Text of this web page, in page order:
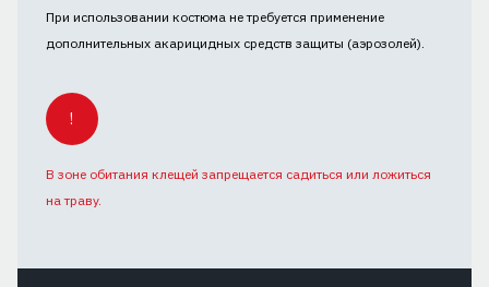
При использовании костюма не требуется применение
дополнительных акарицидных средств защиты (аэрозолей).
!
В зоне обитания клещей запрещается садиться или ложиться
на траву.